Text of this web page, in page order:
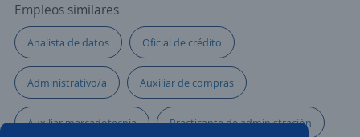
Empleos similares
Analista de datos Oficial de crédito
Administrativo/a Auxiliar de compras
Auxiliar mercadotecnia Practicante de administración